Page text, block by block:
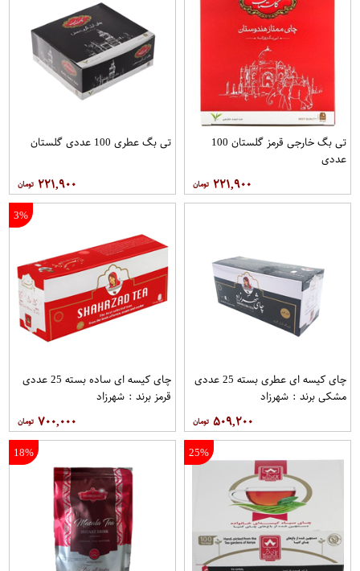
تی بگ خارجی قرمز گلستان 100
عددی
۲۲۱,۹۰۰
تی بگ عطری 100 عددی گلستان
۲۲۱,۹۰۰
چای کیسه ای عطری بسته 25 عددی
مشکی برند : شهرزاد
۵۰۹,۲۰۰
3%
چای کیسه ای ساده بسته 25 عددی
قرمز برند : شهرزاد
۷۰۰,۰۰۰
25%
18%